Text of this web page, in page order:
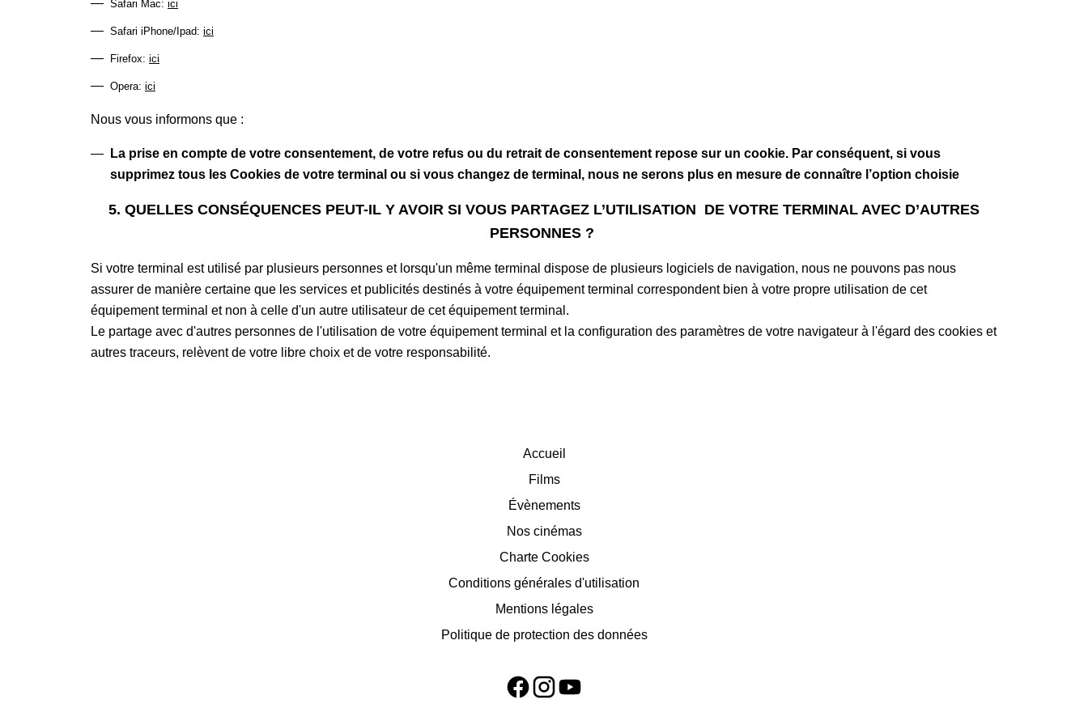
Safari Mac: ici
Safari iPhone/Ipad: ici
Firefox: ici
Opera: ici
Nous vous informons que :
La prise en compte de votre consentement, de votre refus ou du retrait de consentement repose sur un cookie. Par conséquent, si vous
supprimez tous les Cookies de votre terminal ou si vous changez de terminal, nous ne serons plus en mesure de connaître l’option choisie
5. QUELLES CONSÉQUENCES PEUT-IL Y AVOIR SI VOUS PARTAGEZ L’UTILISATION DE VOTRE TERMINAL AVEC D’AUTRES
PERSONNES ?
Si votre terminal est utilisé par plusieurs personnes et lorsqu'un même terminal dispose de plusieurs logiciels de navigation, nous ne pouvons pas nous
assurer de manière certaine que les services et publicités destinés à votre équipement terminal correspondent bien à votre propre utilisation de cet
équipement terminal et non à celle d'un autre utilisateur de cet équipement terminal.
Le partage avec d'autres personnes de l'utilisation de votre équipement terminal et la configuration des paramètres de votre navigateur à l'égard des cookies et
autres traceurs, relèvent de votre libre choix et de votre responsabilité.
Accueil
Films
Évènements
Nos cinémas
Charte Cookies
Conditions générales d'utilisation
Mentions légales
Politique de protection des données